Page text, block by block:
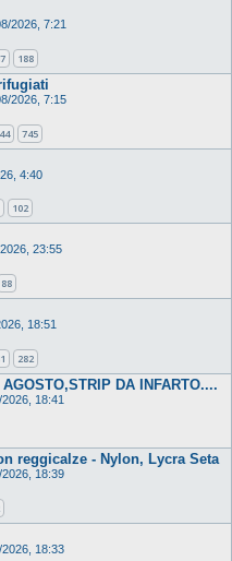
2026, 7:21
188
2026, 7:15
745
4:40
102
23:55
88
18:51
282
DA INFARTO....
18:41
reggicalze - Nylon, Lycra Seta
18:39
18:33